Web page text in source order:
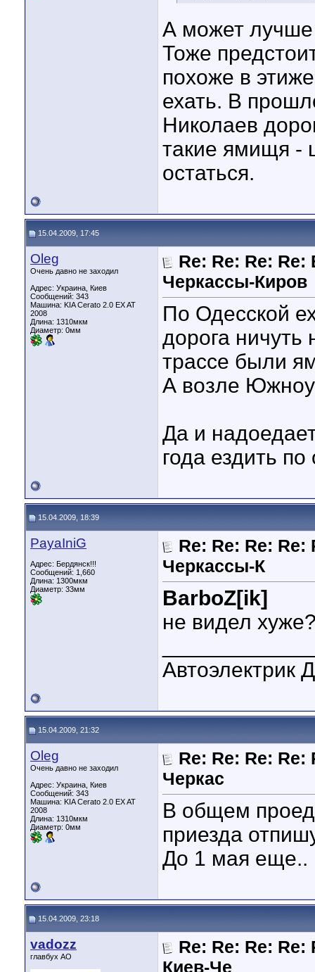
А может лучше
Тоже
похоже в
ехать. В
Николаев
такие ямищя -
остаться.
15.04.2009, 17:45
Oleg
Очень давно не заходил
Адрес: Украина, Киев
Сообщений: 343
Машина: KIA Cerato 2.0 EX AT
2008
Длина: 1310мкм
Диаметр: 0мм
Re: Re: Re: Re:
Черкассы-Киров
По Одесской
дорога
трассе были
А возле
Да и
года ездить
15.04.2009, 18:39
PayaIniG
Адрес: Бердянск!!!
Сообщений: 1,660
Длина: 1300мкм
Диаметр: 33мм
Re: Re: Re: Re:
Черкассы-К
BarboZ[ik]
не видел
Автоэлектрик
15.04.2009, 21:32
Oleg
Очень давно не заходил
Адрес: Украина, Киев
Сообщений: 343
Машина: KIA Cerato 2.0 EX AT
2008
Длина: 1310мкм
Диаметр: 0мм
Re: Re: Re: Re:
Черкас
В общем
приезда
До 1 мая еще..
15.04.2009, 23:18
vadozz
главбух АО
Re: Re: Re: Re:
Киев-Че